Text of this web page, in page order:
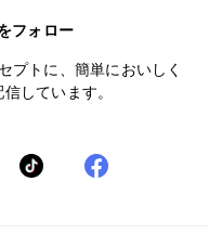
フォロー
プトに、簡単においしく
しています。